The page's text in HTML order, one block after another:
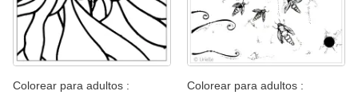
Colorear para adultos :
Colorear para adultos :